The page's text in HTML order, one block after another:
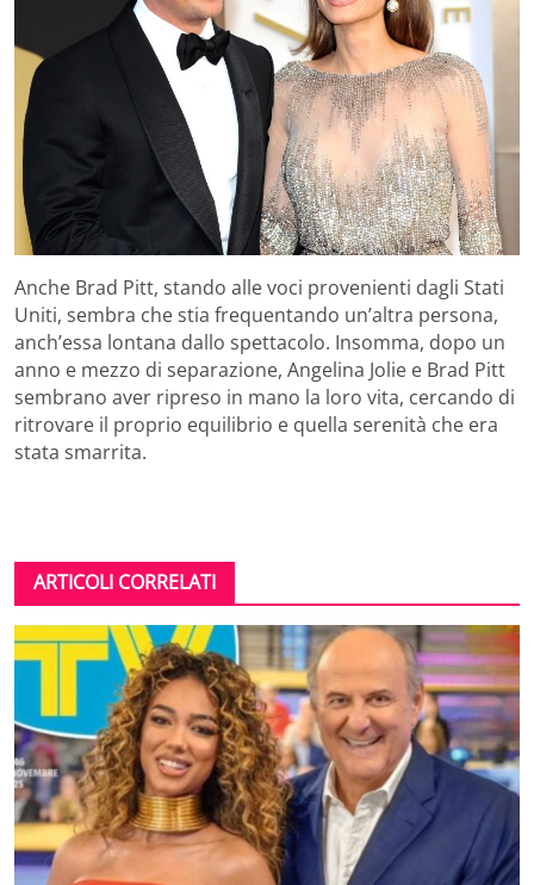
Anche Brad Pitt, stando alle voci provenienti dagli Stati
Uniti, sembra che stia frequentando un’altra persona,
anch’essa lontana dallo spettacolo. Insomma, dopo un
anno e mezzo di separazione, Angelina Jolie e Brad Pitt
sembrano aver ripreso in mano la loro vita, cercando di
ritrovare il proprio equilibrio e quella serenità che era
stata smarrita.
ARTICOLI CORRELATI